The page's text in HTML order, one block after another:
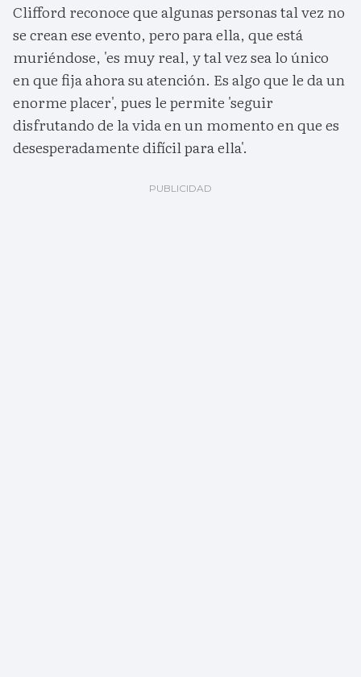
Clifford reconoce que algunas personas tal vez no
se crean ese evento, pero para ella, que está
muriéndose, 'es muy real, y tal vez sea lo único
en que fija ahora su atención. Es algo que le da un
enorme placer', pues le permite 'seguir
disfrutando de la vida en un momento en que es
desesperadamente difícil para ella'.